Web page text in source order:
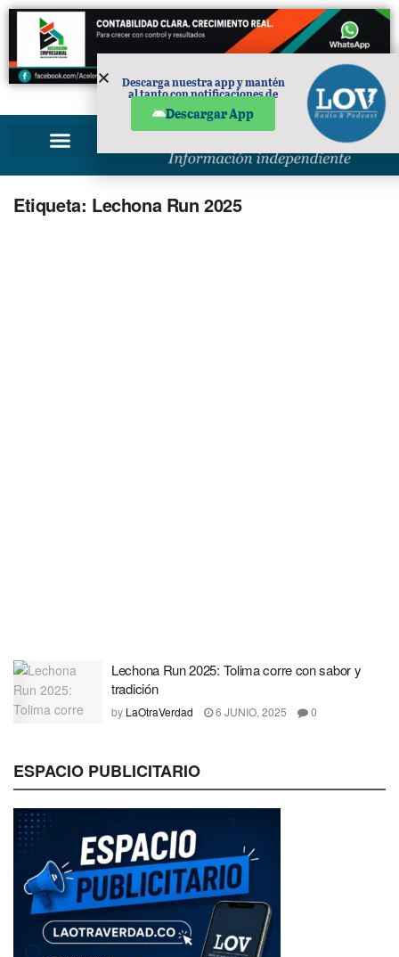
PUBLICIDAD
Etiqueta: Lechona Run 2025
Lechona Run 2025: Tolima corre con sabor y
tradición
by LaOtraVerdad 6 JUNIO, 2025 0
ESPACIO PUBLICITARIO
Descarga nuestra app y mantén
al tanto con notificaciones de
Descargar App